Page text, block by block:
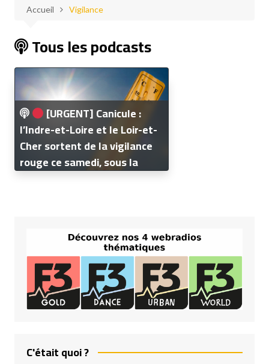
Accueil Vigilance
Tous les podcasts
[URGENT] Canicule :
l’Indre-et-Loire et le Loir-et-
Cher sortent de la vigilance
rouge ce samedi, sous la
menace des orages
C'était quoi ?